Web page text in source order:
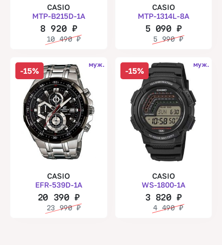
CASIO
MTP-B215D-1A
8 920 ₽
10 490₽
CASIO
MTP-1314L-8A
5 090₽
5 990₽
-15%
муж.
CASIO
EFR-539D-1A
20 390₽
23 990₽
-15%
муж.
CASIO
WS-1800-1A
3 820₽
4 490₽